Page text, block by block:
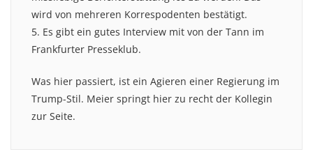
wird von mehreren Korrespodenten bestätigt.
5. Es gibt ein gutes Interview mit von der Tann im
Frankfurter Presseklub.
Was hier passiert, ist ein Agieren einer Regierung im
Trump-Stil. Meier springt hier zu recht der Kollegin
zur Seite.